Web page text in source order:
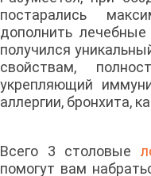
постарались
дополнить
получился
свойствам,
укрепляющий
аллергии, бронхита,
Всего 3 столовые
помогут вам